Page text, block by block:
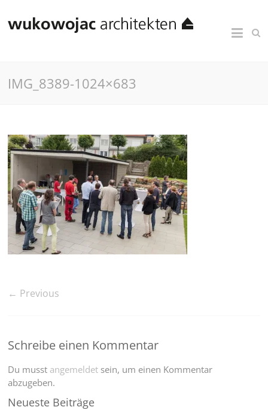
IMG_8389-1024×683
← Previous
Schreibe einen Kommentar
Du musst angemeldet sein, um einen Kommentar
abzugeben.
Neueste Beiträge